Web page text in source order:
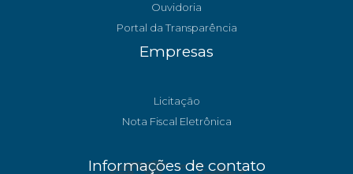
Ouvidoria
Portal da Transparência
Empresas
Licitação
Nota Fiscal Eletrônica
Informações de contato